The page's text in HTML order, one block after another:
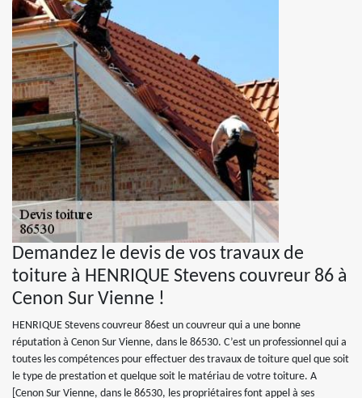
Demandez le devis de vos travaux de
toiture à HENRIQUE Stevens couvreur 86 à
Cenon Sur Vienne !
HENRIQUE Stevens couvreur 86est un couvreur qui a une bonne
réputation à Cenon Sur Vienne, dans le 86530. C’est un professionnel qui a
toutes les compétences pour effectuer des travaux de toiture quel que soit
le type de prestation et quelque soit le matériau de votre toiture. A
[Cenon Sur Vienne, dans le 86530, les propriétaires font appel à ses